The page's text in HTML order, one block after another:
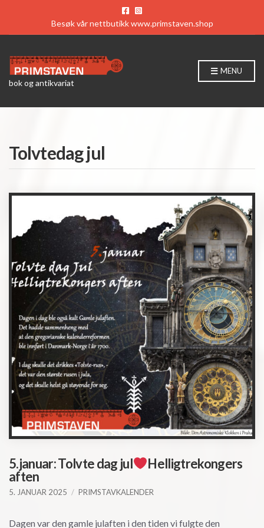
Besøk vår nettbutikkwww.primstaven.shop
bok og antikvariat
MENU
Tolvtedag jul
5.januar: Tolvte dag jul
Helligtrekongers
aften
5. JANUAR 2025 PRIMSTAVKALENDER
Dagen var den gamle julaften i den tiden vi fulgte den